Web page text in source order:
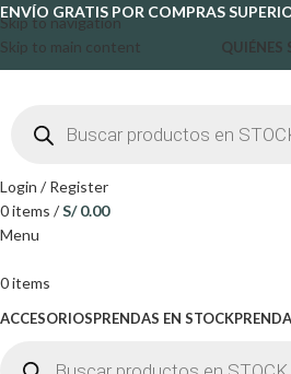
Skip to navigation
Skip to main content
ENVÍO GRATIS POR COMPRAS
QUIÉNES
Login / Register
0items /S/0.00
Menu
0items
ACCESORIOSPRENDAS EN STOCK